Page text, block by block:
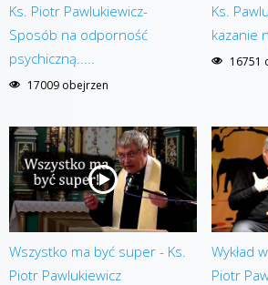
Ks. Piotr Pawlukiewicz-
Sposób na odporność
psychiczną.....
17009 obejrzen
Ks.
kazanie
16751
Wszystko ma być super - Ks.
Piotr Pawlukiewicz
Wykład
Piotr